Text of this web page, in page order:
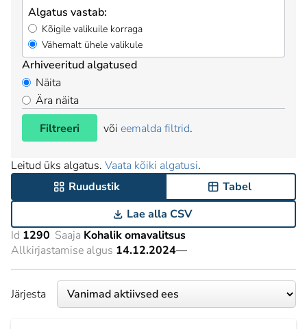
Algatus vastab:
Kõigile valikuile korraga
Vähemalt ühele valikule
Arhiveeritud algatused
Näita
Ära näita
Filtreeri
või eemalda filtrid.
Leitud üks algatus. Vaata kõiki algatusi.
Ruudustik
Tabel
Lae alla CSV
Id 1290 Saaja Kohalik omavalitsus
Allkirjastamise algus 14.12.2024—
Järjesta